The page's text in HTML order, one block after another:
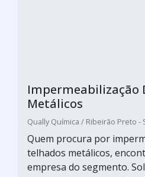
Impermeabilização
Metálicos
Qually Química / Ribeirão Preto -
Quem procura por
telhados metálicos,
empresa do segmento.